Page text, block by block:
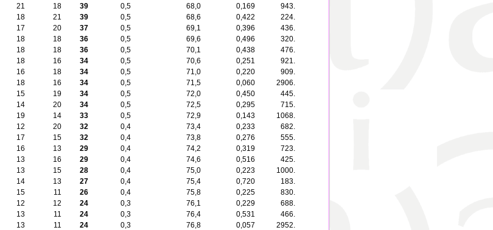
21 18 39 0,5 68,0 0,169
943.
18 21 39 0,5 68,6 0,422
224.
17 20 37 0,5 69,1 0,396
436.
18 18 36 0,5 69,6 0,496
320.
18 18 36 0,5 70,1 0,438
476.
18 16 34 0,5 70,6 0,251
921.
16 18 34 0,5 71,0 0,220
909.
18 16 34 0,5 71,5 0,060
2906.
15 19 34 0,5 72,0 0,450
445.
14 20 34 0,5 72,5 0,295
715.
19 14 33 0,5 72,9 0,143
1068.
12 20 32 0,4 73,4 0,233
682.
17 15 32 0,4 73,8 0,276
555.
16 13 29 0,4 74,2 0,319
723.
13 16 29 0,4 74,6 0,516
425.
13 15 28 0,4 75,0 0,223
1000.
14 13 27 0,4 75,4 0,720
183.
15 11 26 0,4 75,8 0,225
830.
12 12 24 0,3 76,1 0,229
688.
13 11 24 0,3 76,4 0,531
466.
13 11 24 0,3 76,8 0,057
2952.